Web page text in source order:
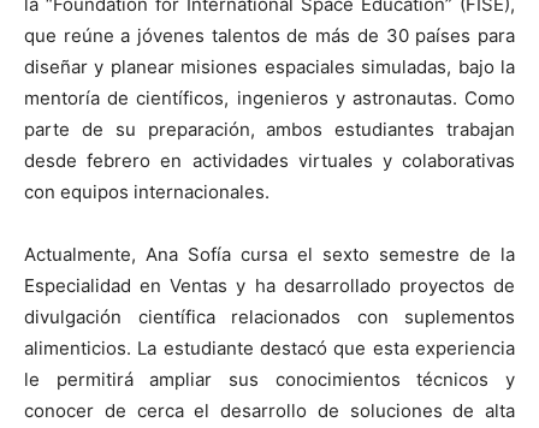
que reúne a jóvenes talentos de más de 30 países para
diseñar y planear misiones espaciales simuladas, bajo la
mentoría de científicos, ingenieros y astronautas. Como
parte de su preparación, ambos estudiantes trabajan
desde febrero en actividades virtuales y colaborativas
con equipos internacionales.
Actualmente, Ana Sofía cursa el sexto semestre de la
Especialidad en Ventas y ha desarrollado proyectos de
divulgación científica relacionados con suplementos
alimenticios. La estudiante destacó que esta experiencia
le permitirá ampliar sus conocimientos técnicos y
conocer de cerca el desarrollo de soluciones de alta